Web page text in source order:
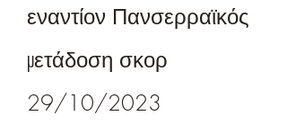
εναντίον Πανσερραϊκός
μετάδοση σκορ
29/10/2023